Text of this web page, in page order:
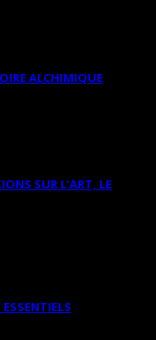
ALCHIMIQUE
SUR L’ART, LE